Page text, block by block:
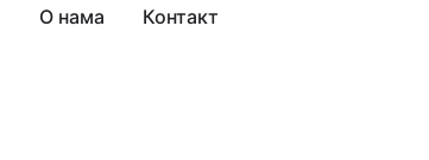
О нама Контакт